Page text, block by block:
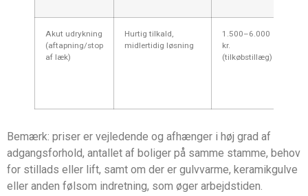
Akut udrykning
(aftapning/stop
af læk)
Hurtig tilkald,
midlertidig løsning
1.500–6.000
kr.
(tilkøbstillæg)
Bemærk: priser er vejledende og afhænger i høj grad af
adgangsforhold, antallet af boliger på samme stamme, behov
for stillads eller lift, samt om der er gulvvarme, keramikgulve
eller anden følsom indretning, som øger arbejdstiden.